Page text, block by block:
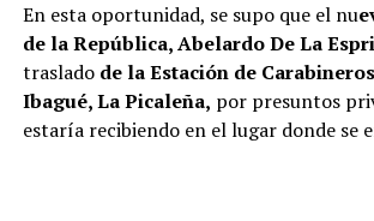
En esta oportunidad, se supo que el nu
de la República, Abelardo De La
traslado de la Estación de
Ibagué, La Picaleña, por presuntos
estaría recibiendo en el lugar donde se